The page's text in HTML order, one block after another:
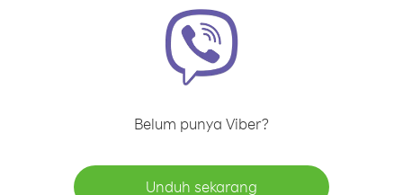
Belum punya Viber?
Unduh sekarang